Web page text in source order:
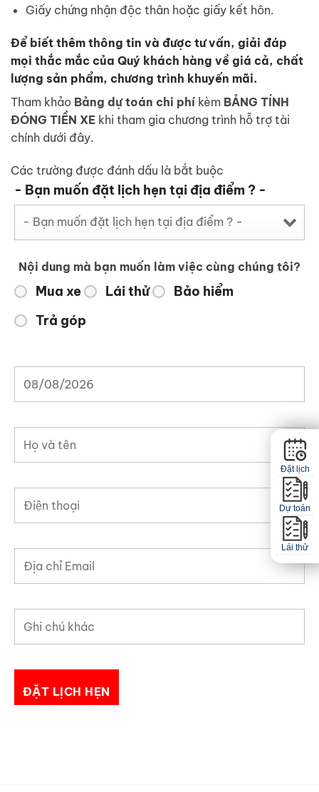
Giấy chứng nhận độc thân hoặc giấy kết hôn.
Để biết thêm thông tin và được tư vấn, giải đáp
mọi thắc mắc của Quý khách hàng về giá cả, chất
lượng sản phẩm, chương trình khuyến mãi.
Tham khảo Bảng dự toán chi phí kèm BẢNG TÍNH
ĐÓNG TIỀN XE khi tham gia chương trình hỗ trợ tài
chính dưới đây.
Các trường được đánh dấu là bắt buộc
- Bạn muốn đặt lịch hẹn tại địa điểm ? -
Nội dung mà bạn muốn làm việc cùng chúng tôi?
Mua xe Lái thử
Bảo hiểm
Trả góp
Đặt lịch
Dự toán
Lái thử